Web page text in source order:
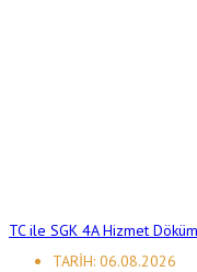
TC ile SGK 4A Hizmet
TARİH: 06.08.2026